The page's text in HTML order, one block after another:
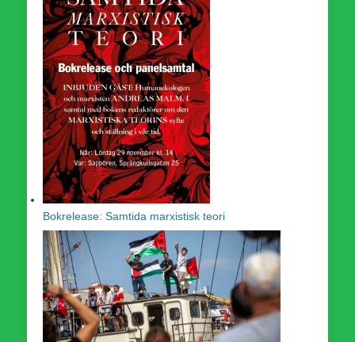
Bokrelease: Samtida marxistisk teori